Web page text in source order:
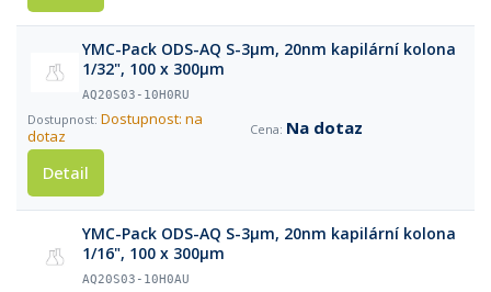
YMC-Pack ODS-AQ S-3µm, 20nm kapilární kolona
1/32", 100 x 300µm
AQ20S03-10H0RU
Dostupnost: na
dotaz
Na dotaz
Detail
YMC-Pack ODS-AQ S-3µm, 20nm kapilární kolona
1/16", 100 x 300µm
AQ20S03-10H0AU